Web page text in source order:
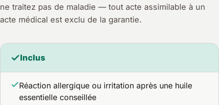
ne traitez pas de maladie — tout acte assimilable à un
acte médical est exclu de la garantie.
Inclus
Réaction allergique ou irritation après une huile
essentielle conseillée